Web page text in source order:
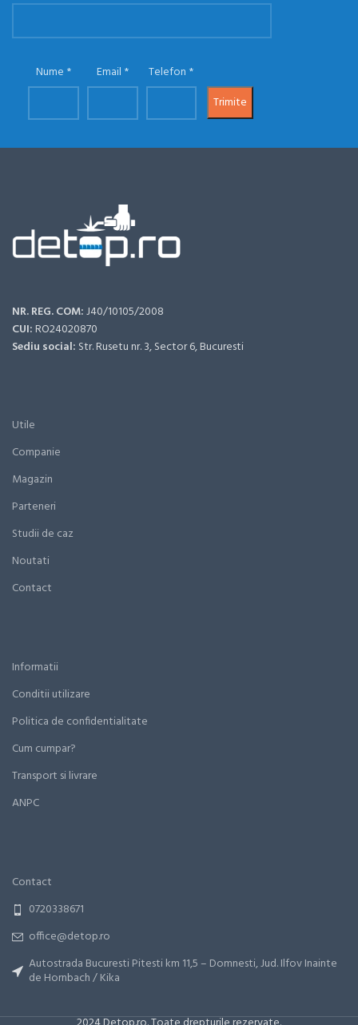
Nume Email Telefon
NR. REG. COM:J40/10105/2008
CUI:RO24020870
Sediu social: Str. Rusetu nr. 3, Sector 6, Bucuresti
Utile
Companie
Magazin
Parteneri
Studii de caz
Noutati
Contact
Informatii
Conditii utilizare
Politica de confidentialitate
Cum cumpar?
Transport si livrare
ANPC
Contact
0720338671
office@detop.ro
Autostrada Bucuresti Pitesti km 11,5 – Domnesti, Jud. Ilfov Inainte
de Hornbach / Kika